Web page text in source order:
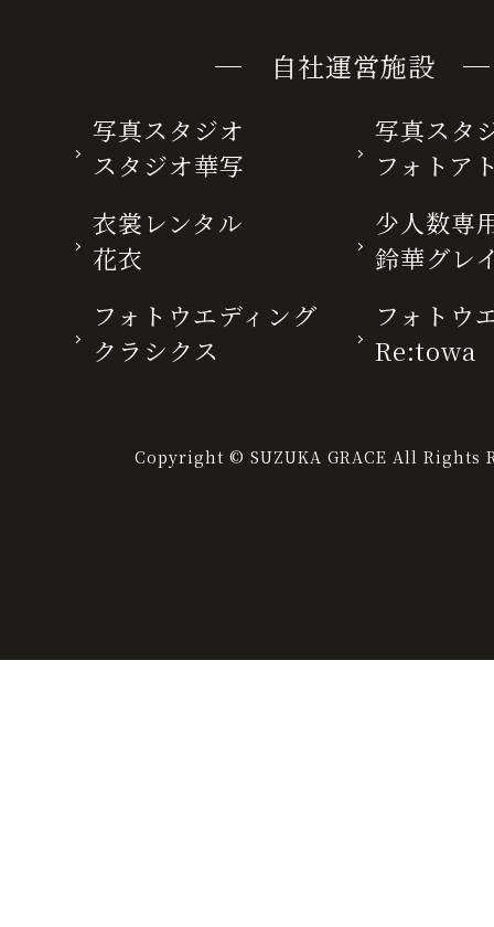
─ 自社運営施設 ─
写真スタジオ
スタジオ華写
写真スタ
フォトア
衣裳レンタル
花衣
少人数専
鈴華グレ
フォトウエディング
クラシクス
フォトウ
Re:towa
Copyright © SUZUKA GRACE All Rights